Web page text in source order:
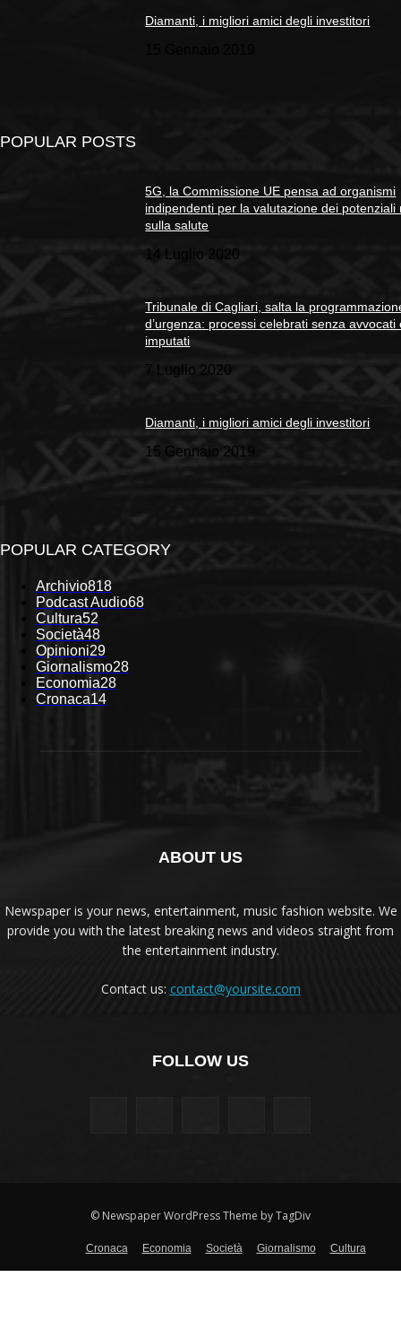
Diamanti, i migliori amici degli investitori
POPULAR POSTS
5G, la Commissione UE pensa ad organismi
indipendenti per la valutazione dei potenziali
sulla salute
14 Luglio 2020
Tribunale di Cagliari, salta la
d’urgenza: processi celebrati senza avvocati
imputati
7 Luglio 2020
Diamanti, i migliori amici degli investitori
15 Gennaio 2019
POPULAR CATEGORY
Archivio818
Podcast Audio68
Cultura52
Società48
Opinioni29
Giornalismo28
Economia28
Cronaca14
ABOUT US
Newspaper is your news, entertainment, music fashion website. We
provide you with the latest breaking news and videos straight from
the entertainment industry.
Contact us: contact@yoursite.com
FOLLOW US
© Newspaper WordPress Theme by TagDiv
Cronaca Economia Società Giornalismo Cultura